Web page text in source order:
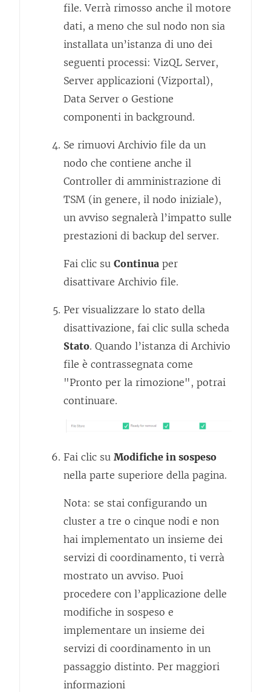
file. Verrà rimosso anche il motore
dati, a meno che sul nodo non sia
installata un’istanza di uno dei
seguenti processi: VizQL Server,
Server applicazioni (Vizportal),
Data Server o Gestione
componenti in background.
Se rimuovi Archivio file da un
nodo che contiene anche il
Controller di amministrazione di
TSM (in genere, il nodo iniziale),
un avviso segnalerà l’impatto sulle
prestazioni di backup del server.
Fai clic su Continua per
disattivare Archivio file.
Per visualizzare lo stato della
disattivazione, fai clic sulla scheda
Stato. Quando l’istanza di Archivio
file è contrassegnata come
"Pronto per la rimozione", potrai
continuare.
Fai clic su Modifiche in sospeso
nella parte superiore della pagina.
Nota: se stai configurando un
cluster a tre o cinque nodi e non
hai implementato un insieme dei
servizi di coordinamento, ti verrà
mostrato un avviso. Puoi
procedere con l’applicazione delle
modifiche in sospeso e
implementare un insieme dei
servizi di coordinamento in un
passaggio distinto. Per maggiori
informazioni